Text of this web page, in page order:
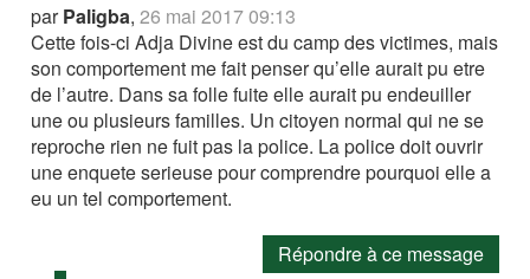
parPaligba,26 mai 2017 09:13
Cette fois-ci Adja Divine est du camp des victimes, mais
son comportement me fait penser qu’elle aurait pu etre
de l’autre. Dans sa folle fuite elle aurait pu endeuiller
une ou plusieurs familles. Un citoyen normal qui ne se
reproche rien ne fuit pas la police. La police doit ouvrir
une enquete serieuse pour comprendre pourquoi elle a
eu un tel comportement.
Répondre à ce message